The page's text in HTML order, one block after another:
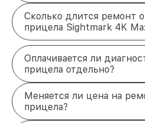
Сколько длится ремонт
прицела Sightmark 4K
Оплачивается ли
прицела отдельно?
Меняется ли цена на
прицела?